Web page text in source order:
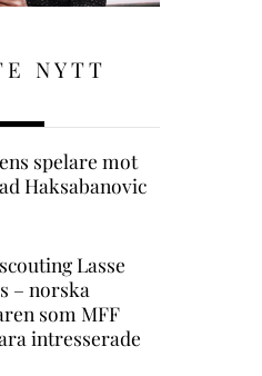
NYTT
spelare mot
Haksabanovic
Lasse
– norska
som MFF
intresserade